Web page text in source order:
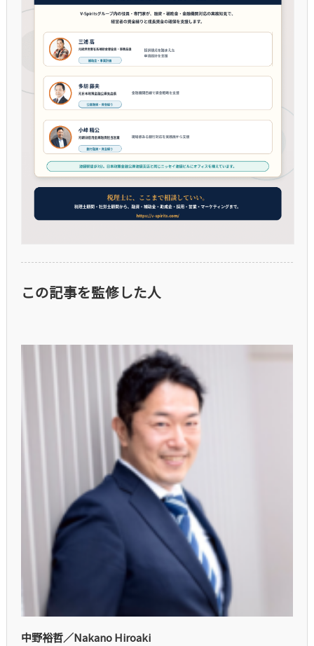
この記事を監修した人
中野裕哲／Nakano Hiroaki